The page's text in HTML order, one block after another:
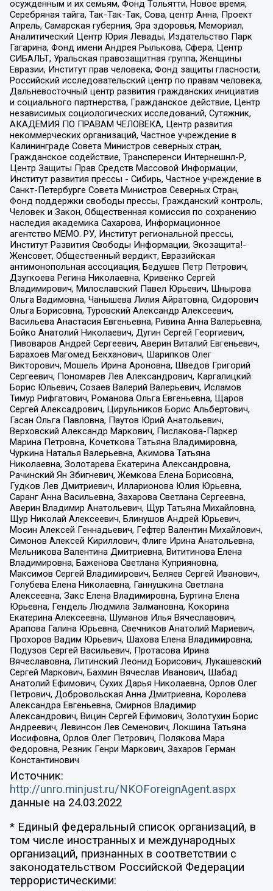
осужденным и их семьям, Фонд Тольятти, Новое время,
Серебряная тайга, Так-Так-Так, Сова, центр Анна, Проект
Апрель, Самарская губерния, Эра здоровья, Мемориал,
Аналитический Центр Юрия Левады, Издательство Парк
Гагарина, Фонд имени Андрея Рылькова, Сфера, Центр
СИБАЛЬТ, Уральская правозащитная группа, Женщины
Евразии, Институт прав человека, Фонд защиты гласности,
Российский исследовательский центр по правам человека,
Дальневосточный центр развития гражданских инициатив
и социального партнерства, Гражданское действие, Центр
независимых социологических исследований, Сутяжник,
АКАДЕМИЯ ПО ПРАВАМ ЧЕЛОВЕКА, Центр развития
некоммерческих организаций, Частное учреждение в
Калининграде Совета Министров северных стран,
Гражданское содействие, Трансперенси Интернешнл-Р,
Центр Защиты Прав Средств Массовой Информации,
Институт развития прессы - Сибирь, Частное учреждение в
Санкт-Петербурге Совета Министров Северных Стран,
Фонд поддержки свободы прессы, Гражданский контроль,
Человек и Закон, Общественная комиссия по сохранению
наследия академика Сахарова, Информационное
агентство МЕМО. РУ, Институт региональной прессы,
Институт Развития Свободы Информации, Экозащита!-
Женсовет, Общественный вердикт, Евразийская
антимонопольная ассоциация, Бедушев Петр Петрович,
Дзугкоева Регина Николаевна, Кривенко Сергей
Владимирович, Милославский Павел Юрьевич, Шнырова
Ольга Вадимовна, Чанышева Лилия Айратовна, Сидорович
Ольга Борисовна, Туровский Александр Алексеевич,
Васильева Анастасия Евгеньевна, Ривина Анна Валерьевна,
Бойко Анатолий Николаевич, Дугин Сергей Георгиевич,
Пивоваров Андрей Сергеевич, Аверин Виталий Евгеньевич,
Барахоев Магомед Бекханович, Шарипков Олег
Викторович, Мошель Ирина Ароновна, Шведов Григорий
Сергеевич, Пономарев Лев Александрович, Каргалицкий
Борис Юльевич, Созаев Валерий Валерьевич, Исламов
Тимур Рифгатович, Романова Ольга Евгеньевна, Щаров
Сергей Алексадрович, Цирульников Борис Альбертович,
Гасан Ольга Павловна, Паутов Юрий Анатольевич,
Верховский Александр Маркович, Пислакова-Паркер
Марина Петровна, Кочеткова Татьяна Владимировна,
Чуркина Наталья Валерьевна, Акимова Татьяна
Николаевна, Золотарева Екатерина Александровна,
Рачинский Ян Збигневич, Жемкова Елена Борисовна,
Гудков Лев Дмитриевич, Илларионова Юлия Юрьевна,
Саранг Анна Васильевна, Захарова Светлана Сергеевна,
Аверин Владимир Анатольевич, Щур Татьяна Михайловна,
Щур Николай Алексеевич, Блинушов Андрей Юрьевич,
Мосин Алексей Геннадьевич, Гефтер Валентин Михайлович,
Симонов Алексей Кириллович, Флиге Ирина Анатольевна,
Мельникова Валентина Дмитриевна, Вититинова Елена
Владимировна, Баженова Светлана Куприяновна,
Максимов Сергей Владимирович, Беляев Сергей Иванович,
Голубева Елена Николаевна, Ганнушкина Светлана
Алексеевна, Закс Елена Владимировна, Буртина Елена
Юрьевна, Гендель Людмила Залмановна, Кокорина
Екатерина Алексеевна, Шуманов Илья Вячеславович,
Арапова Галина Юрьевна, Свечников Анатолий Мариевич,
Прохоров Вадим Юрьевич, Шахова Елена Владимировна,
Подузов Сергей Васильевич, Протасова Ирина
Вячеславовна, Литинский Леонид Борисович, Лукашевский
Сергей Маркович, Бахмин Вячеслав Иванович, Шабад
Анатолий Ефимович, Сухих Дарья Николаевна, Орлов Олег
Петрович, Добровольская Анна Дмитриевна, Королева
Александра Евгеньевна, Смирнов Владимир
Александрович, Вицин Сергей Ефимович, Золотухин Борис
Андреевич, Левинсон Лев Семенович, Локшина Татьяна
Иосифовна, Орлов Олег Петрович, Полякова Мара
Федоровна, Резник Генри Маркович, Захаров Герман
Константинович
Источник:
http://unro.minjust.ru/NKOForeignAgent.aspx
данные на 24.03.2022
* Единый федеральный список организаций, в
том числе иностранных и международных
организаций, признанных в соответствии с
законодательством Российской Федерации
террористическими: